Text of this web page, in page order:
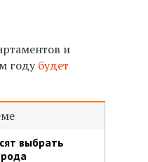
и
годубудет
выбрать